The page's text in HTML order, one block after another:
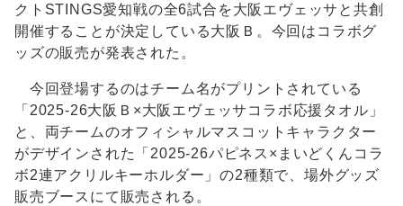
クトSTINGS愛知戦の全6試合を大阪エヴェッサと共創
開催することが決定している大阪Ｂ。今回はコラボグ
ッズの販売が発表された。
今回登場するのはチーム名がプリントされている
「2025-26大阪Ｂ×大阪エヴェッサコラボ応援タオル」
と、両チームのオフィシャルマスコットキャラクター
がデザインされた「2025-26パピネス×まいどくんコラ
ボ2連アクリルキーホルダー」の2種類で、場外グッズ
販売ブースにて販売される。